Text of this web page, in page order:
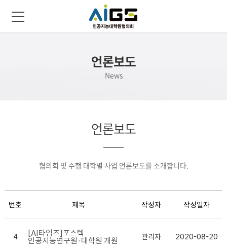
언론보도
News
언론보도
협의회 및 수행 대학별 사업 언론보도를 소개합니다.
번호 제목 작성자 작성일자
4
[AI타임즈]포스텍
인공지능연구원·대학원 개원
관리자 2020-08-20